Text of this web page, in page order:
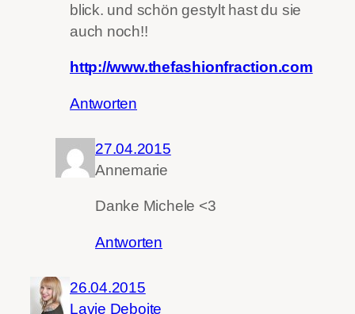
blick. und schön gestylt hast du sie
auch noch!!
http://www.thefashionfraction.com
Antworten
27.04.2015
Annemarie
Danke Michele <3
Antworten
26.04.2015
Lavie Deboite